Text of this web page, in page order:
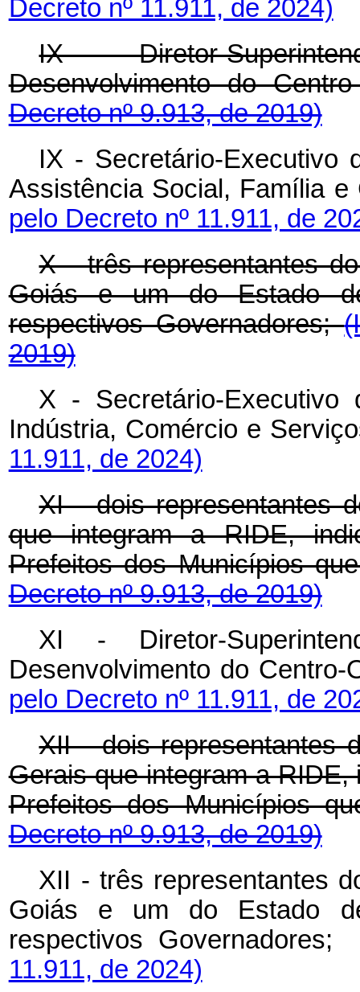
Decreto nº 11.911, de 2024)
IX - Diretor-
Desenvolvimento do
Decreto nº 9.913, de 2019)
IX - Secretário-Executivo
Assistência Social, Família e
pelo Decreto nº 11.911, de
X - três representantes
Goiás e um do Estado
respectivos Governadores;
2019)
X - Secretário-Executivo
Indústria, Comércio e
11.911, de 2024)
XI - dois representantes
que integram a RIDE,
Prefeitos dos Municípios
Decreto nº 9.913, de 2019)
XI - Diretor-
Desenvolvimento do
pelo Decreto nº 11.911, de
XII - dois representantes
Gerais que integram a
Prefeitos dos Municípios
Decreto nº 9.913, de 2019)
XII - três representantes
Goiás e um do Estado
respectivos Governadores;
11.911, de 2024)